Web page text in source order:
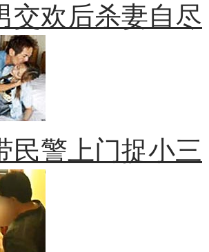
交欢后杀妻自尽
民警上门捉小三